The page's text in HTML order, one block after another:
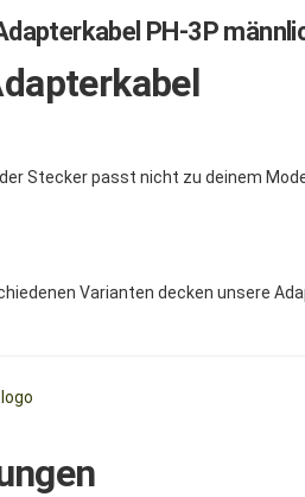
PH-3P
Stecker passt nicht zu deinem
Varianten decken unsere